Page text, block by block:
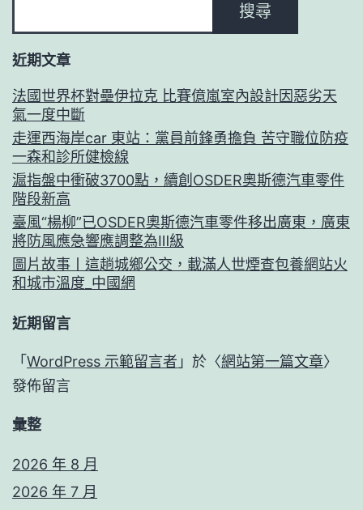
搜尋
近期文章
法國世界杯對壘伊拉克 比賽億嵐室內設計因惡劣天
氣一度中斷
走運西海岸car 東站：黨員前鋒勇擔負 苦守職位防疫
一森和診所健檢線
滬指盤中衝破3700點，續創OSDER奧斯德汽車零件
階段新高
臺風“楊柳”已OSDER奧斯德汽車零件移出廣東，廣東
將防風應急響應調整為Ⅲ級
圖片故事丨這趟城鄉公交，載滿人世煙查包養網站火
和城市溫度_中國網
近期留言
「 WordPress 示範留言者 」於〈網站第一篇文章〉
發佈留言
彙整
2026 年 8 月
2026 年 7 月